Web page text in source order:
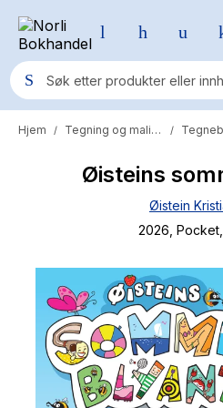
Populære søk
Pokemon
Fury Bound - Sable
Elizabeth Strout
Hitster
Hypopressiv trening
Hjem / Tegning og maling /
Øisteins
Øistein
2026 , Pocket